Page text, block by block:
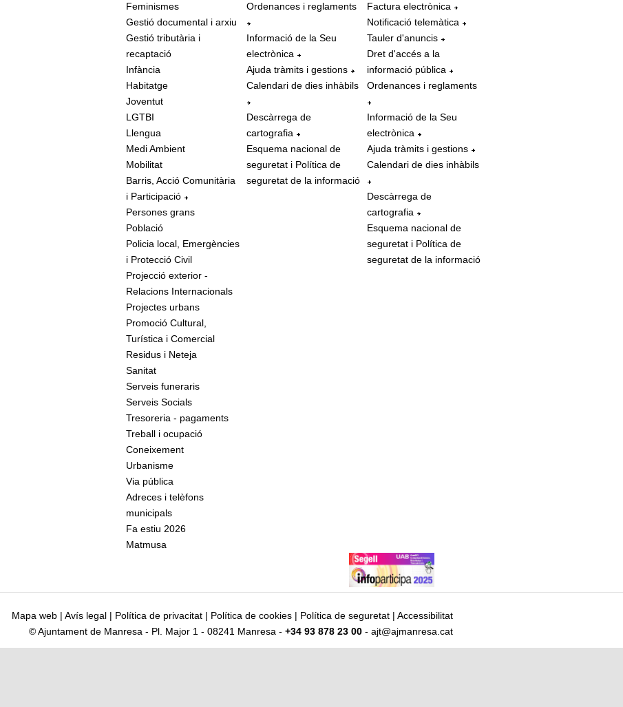
Feminismes
Gestió documental i arxiu
Gestió tributària i
recaptació
Infància
Habitatge
Joventut
LGTBI
Llengua
Medi Ambient
Mobilitat
Barris, Acció Comunitària
i Participació
Persones grans
Població
Policia local, Emergències
i Protecció Civil
Projecció exterior -
Relacions Internacionals
Projectes urbans
Promoció Cultural,
Turística i Comercial
Residus i Neteja
Sanitat
Serveis funeraris
Serveis Socials
Tresoreria - pagaments
Treball i ocupació
Coneixement
Urbanisme
Via pública
Adreces i telèfons
municipals
Fa estiu 2026
Matmusa
Ordenances i reglaments
Informació de la Seu
electrònica
Ajuda tràmits i gestions
Calendari de dies inhàbils
Descàrrega de
cartografia
Esquema nacional de
seguretat i Política de
seguretat de la informació
Factura electrònica
Notificació telemàtica
Tauler d'anuncis
Dret d'accés a la
informació pública
Ordenances i reglaments
Informació de la Seu
electrònica
Ajuda tràmits i gestions
Calendari de dies inhàbils
Descàrrega de
cartografia
Esquema nacional de
seguretat i Política de
seguretat de la informació
Mapa web | Avís legal | Política de privacitat | Política de cookies | Política de seguretat | Accessibilitat
© Ajuntament de Manresa - Pl. Major 1 - 08241 Manresa - +34 93 878 23 00 - ajt@ajmanresa.cat